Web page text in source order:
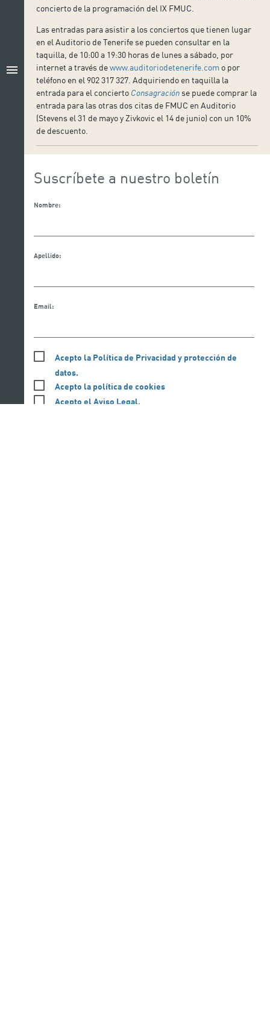
menu
concierto de la programación del IX FMUC.
Las entradas para asistir a los conciertos que tienen lugar
en el Auditorio de Tenerife se pueden consultar en la
taquilla, de 10:00 a 19:30 horas de lunes a sábado, por
internet a través dewww.auditoriodetenerife.com o por
teléfono en el 902 317 327. Adquiriendo en taquilla la
entrada para el concierto Consagración se puede comprar la
entrada para las otras dos citas de FMUC en Auditorio
(Stevens el 31 de mayo y Zivkovic el 14 de junio) con un 10%
de descuento.
Suscríbete a nuestro boletín
Nombre:
Apellido:
Email:
Acepto la Política de Privacidad y protección de
datos.
Acepto la política de cookies
Acepto el Aviso Legal.